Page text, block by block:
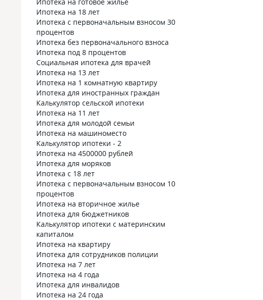
Ипотека на 18 лет
Ипотека с первоначальным взносом 30
процентов
Ипотека без первоначального взноса
Ипотека под 8 процентов
Социальная ипотека для врачей
Ипотека на 13 лет
Ипотека на 1 комнатную квартиру
Ипотека для иностранных граждан
Калькулятор сельской ипотеки
Ипотека на 11 лет
Ипотека для молодой семьи
Ипотека на машиноместо
Калькулятор ипотеки - 2
Ипотека на 4500000 рублей
Ипотека для моряков
Ипотека с 18 лет
Ипотека с первоначальным взносом 10
процентов
Ипотека на вторичное жилье
Ипотека для бюджетников
Калькулятор ипотеки с материнским
капиталом
Ипотека на квартиру
Ипотека для сотрудников полиции
Ипотека на 7 лет
Ипотека на 4 года
Ипотека для инвалидов
Ипотека на 24 года